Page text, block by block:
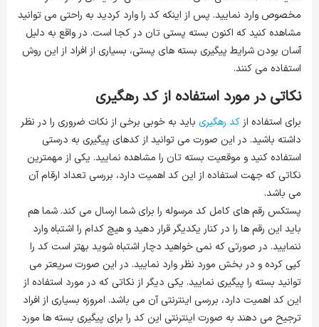
مخصوص وارد نمایید. پس از اینکه کد را وارد کردید به راحتی می توانید
مشاهده کنید که اکنون بسته پستی تان در کجا است. در واقع به دلیل
آسان بودن شرایط پیگیری بسته های پستی، بسیاری از افراد از این روش
استفاده می کنند.
نکاتی در مورد استفاده از کد رهگیری
برای استفاده از کد رهگیری باید به خوبی برخی از نکات ضروری را در نظر
داشته باشید. در این صورت می توانید از کدهای پیگیری به درستی
استفاده کنید و موقعیت بسته تان را مشاهده نمایید. یکی از مهمترین
نکاتی که جهت استفاده از این کد اهمیت دارد، بررسی تعداد ارقام آن
می باشد.
پستکس رقم های کامل کد مرسوله را برای شما ارسال می کند. شما هم
باید این رقم ها را در کنار یکدیگر قرار دهید و هیچ کدام را اشتباه وارد
ننمایید. در صورتی که نمی خواهید دچار اشتباه شوید بهتر است کد را
کپی کرده و در بخش مورد نظر وارد نمایید. در این صورت سریعتر می
توانید بسته را پیگیری نمایید. یکی دیگر از نکاتی که در مورد استفاده از
این کد اهمیت دارد، بررسی اینترنتی آن می باشد. امروزه بسیاری از افراد
ترجیح می دهند به صورت اینترنتی این کد را برای پیگیری بسته ها مورد